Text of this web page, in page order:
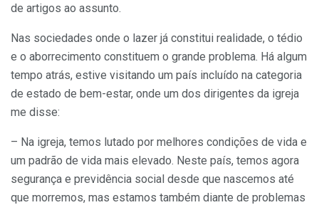
de artigos ao assunto.
Nas sociedades onde o lazer já constitui realidade, o tédio
e o aborrecimento constituem o grande problema. Há algum
tempo atrás, estive visitando um país incluído na categoria
de estado de bem-estar, onde um dos dirigentes da igreja
me disse:
– Na igreja, temos lutado por melhores condições de vida e
um padrão de vida mais elevado. Neste país, temos agora
segurança e previdência social desde que nascemos até
que morremos, mas estamos também diante de problemas